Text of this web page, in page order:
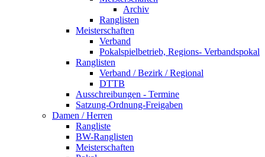
Archiv
Ranglisten
Meisterschaften
Verband
Pokalspielbetrieb, Regions- Verbandspokal
Ranglisten
Verband / Bezirk / Regional
DTTB
Ausschreibungen - Termine
Satzung-Ordnung-Freigaben
Damen / Herren
Rangliste
BW-Ranglisten
Meisterschaften